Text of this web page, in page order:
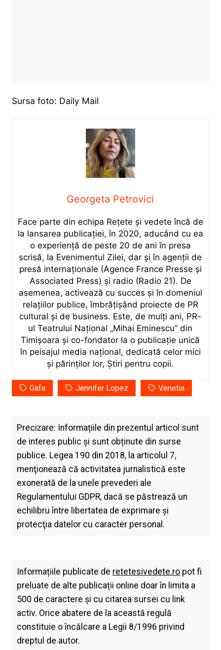
Sursa foto: Daily Mail
Georgeta Petrovici
Face parte din echipa Rețete și vedete încă de
la lansarea publicației, în 2020, aducând cu ea
o experiență de peste 20 de ani în presa
scrisă, la Evenimentul Zilei, dar și în agenții de
presă internaționale (Agence France Presse și
Associated Press) și radio (Radio 21). De
asemenea, activează cu succes și în domeniul
relațiilor publice, îmbrățișând proiecte de PR
cultural și de business. Este, de mulți ani, PR-
ul Teatrului Național „Mihai Eminescu” din
Timișoara și co-fondator la o publicație unică
în peisajul media național, dedicată celor mici
și părinților lor, Știri pentru copii.
Gafa Jennifer Lopez Venetia
Precizare: Informațiile din prezentul articol sunt
de interes public și sunt obținute din surse
publice. Legea 190 din 2018, la articolul 7,
menţionează că activitatea jurnalistică este
exonerată de la unele prevederi ale
Regulamentului GDPR, dacă se păstrează un
echilibru între libertatea de exprimare şi
protecţia datelor cu caracter personal.
Informațiile publicate de retetesivedete.ropot fi
preluate de alte publicații online doar în limita a
500 de caractere și cu citarea sursei cu link
activ. Orice abatere de la această regulă
constituie o încălcare a Legii 8/1996 privind
dreptul de autor.